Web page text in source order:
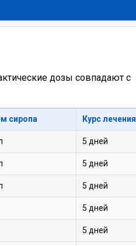
дозы совпадают с
сиропа Курс лечения
5 дней
5 дней
5 дней
5 дней
5 дней